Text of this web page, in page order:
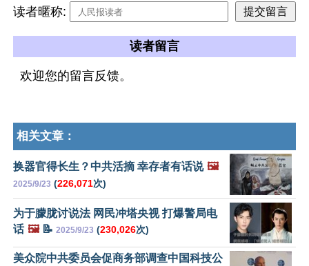
读者暱称:
读者留言
欢迎您的留言反馈。
相关文章：
换器官得长生？中共活摘 幸存者有话说 🖼️
2025/9/23 (226,071次)
为于朦胧讨说法 网民冲塔央视 打爆警局电
话 🖼️📝 2025/9/23 (230,026次)
美众院中共委员会促商务部调查中国科技公